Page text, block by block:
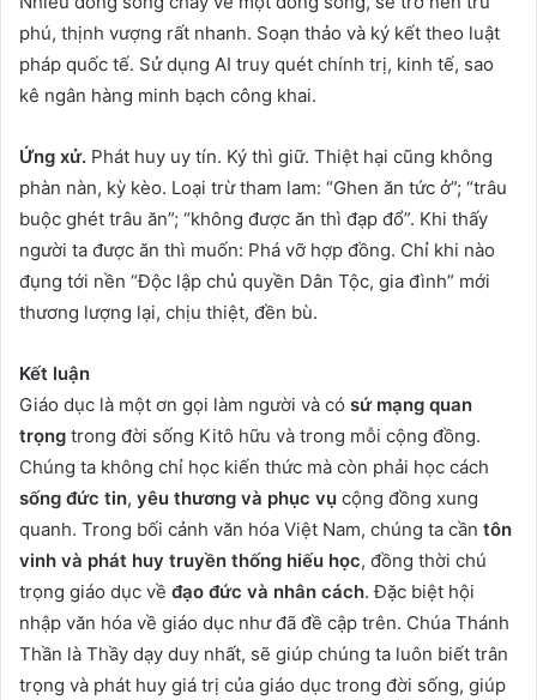
phú, thịnh vượng rất nhanh. Soạn thảo và ký kết theo luật
pháp quốc tế. Sử dụng AI truy quét chính trị, kinh tế, sao
kê ngân hàng minh bạch công khai.
Ứng xử. Phát huy uy tín. Ký thì giữ. Thiệt hại cũng không
phàn nàn, kỳ kèo. Loại trừ tham lam: “Ghen ăn tức ở”; “trâu
buộc ghét trâu ăn”; “không được ăn thì đạp đổ”. Khi thấy
người ta được ăn thì muốn: Phá vỡ hợp đồng. Chỉ khi nào
đụng tới nền “Độc lập chủ quyền Dân Tộc, gia đình” mới
thương lượng lại, chịu thiệt, đền bù.
Kết luận
Giáo dục là một ơn gọi làm người và có sứ mạng quan
trọng trong đời sống Kitô hữu và trong mỗi cộng đồng.
Chúng ta không chỉ học kiến thức mà còn phải học cách
sống đức tin, yêu thương và phục vụ cộng đồng xung
quanh. Trong bối cảnh văn hóa Việt Nam, chúng ta cần tôn
vinh và phát huy truyền thống hiếu học, đồng thời chú
trọng giáo dục về đạo đức và nhân cách. Đặc biệt hội
nhập văn hóa về giáo dục như đã đề cập trên. Chúa Thánh
Thần là Thầy dạy duy nhất, sẽ giúp chúng ta luôn biết trân
trọng và phát huy giá trị của giáo dục trong đời sống, giúp